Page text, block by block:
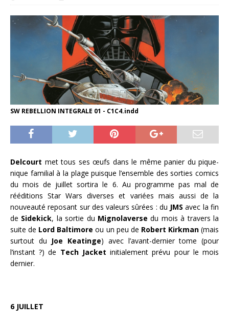
SW REBELLION INTEGRALE 01 - C1C4.indd
Delcourt met tous ses œufs dans le même panier du pique-
nique familial à la plage puisque l’ensemble des sorties comics
du mois de juillet sortira le 6. Au programme pas mal de
rééditions Star Wars diverses et variées mais aussi de la
nouveauté reposant sur des valeurs sûrées : du JMS avec la fin
de Sidekick, la sortie du Mignolaverse du mois à travers la
suite de Lord Baltimoreou un peu de Robert Kirkman(mais
surtout du Joe Keatinge) avec l’avant-dernier tome (pour
l’instant ?) de Tech Jacket initialement prévu pour le mois
dernier.
6 JUILLET